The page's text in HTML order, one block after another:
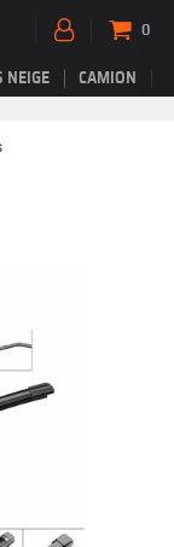
NEIGE CAMION
0